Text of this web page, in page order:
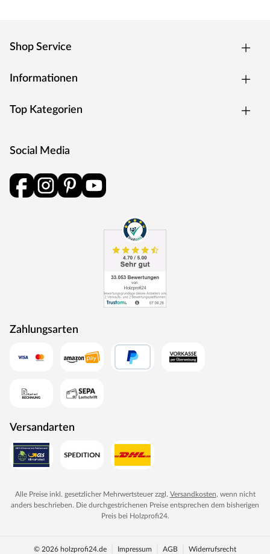
Shop Service
Informationen
Top Kategorien
Social Media
Zahlungsarten
Versandarten
Alle Preise inkl. gesetzlicher Mehrwertsteuer zzgl. Versandkosten, wenn nicht
anders beschrieben. Die durchgestrichenen Preise entsprechen dem bisherigen
Preis bei Holzprofi24.
© 2026 holzprofi24.de Impressum AGB Widerrufsrecht